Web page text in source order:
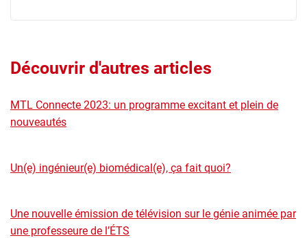
Découvrir d'autres articles
MTL Connecte 2023: un programme excitant et plein de
nouveautés
Un(e) ingénieur(e) biomédical(e), ça fait quoi?
Une nouvelle émission de télévision sur le génie animée par
une professeure de l’ÉTS